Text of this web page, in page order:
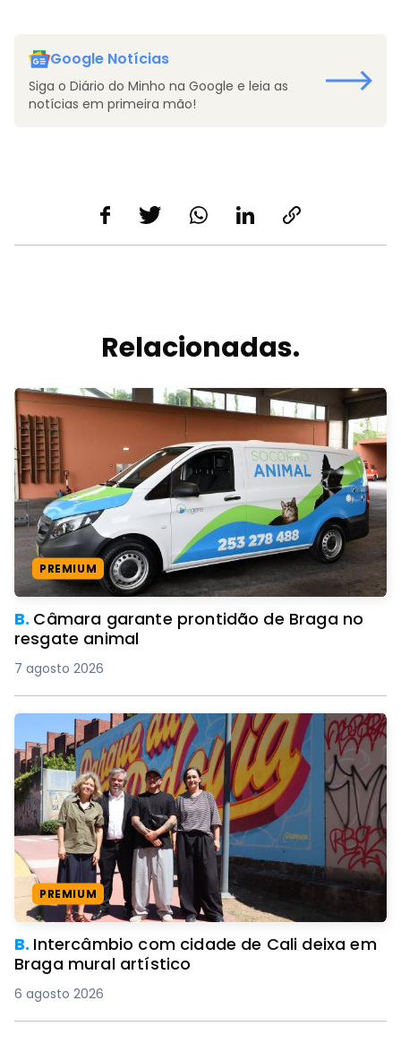
Google Notícias
Siga o Diário do Minho na Google e leia as
notícias em primeira mão!
Relacionadas.
PREMIUM
B. Câmara garante prontidão de Braga no
resgate animal
7 agosto 2026
PREMIUM
B. Intercâmbio com cidade de Cali deixa em
Braga mural artístico
6 agosto 2026